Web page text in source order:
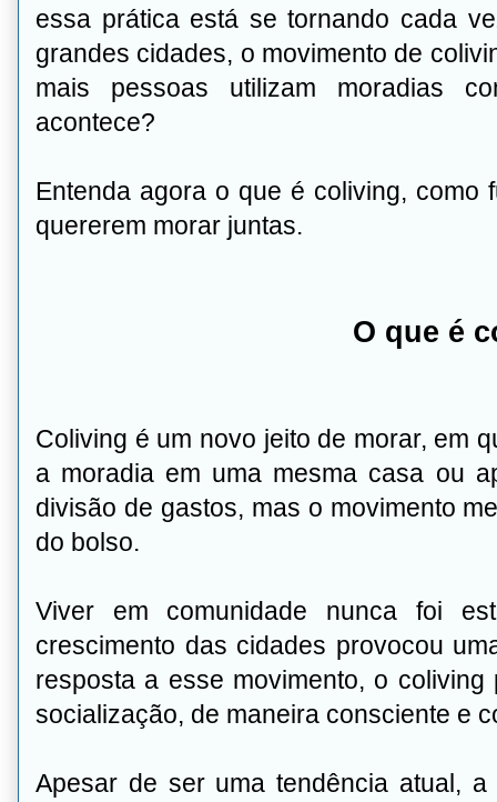
essa prática está se tornando cada
grandes cidades, o movimento de
mais pessoas utilizam moradias
acontece?
Entenda agora o que é coliving,
quererem morar juntas.
O que é
Coliving é um novo jeito de morar, em
a moradia em uma mesma casa ou
divisão de gastos, mas o movimento
do bolso.
Viver em comunidade nunca foi
crescimento das cidades provocou
resposta a esse movimento, o
socialização, de maneira consciente e
Apesar de ser uma tendência atual,